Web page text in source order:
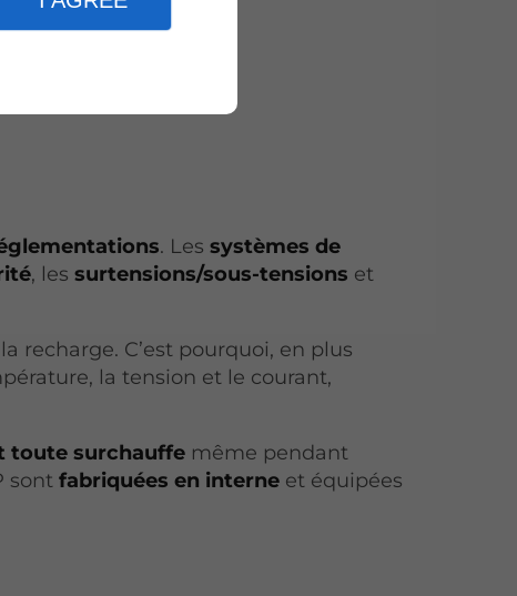
;
. Les systèmes de
, les surtensions/sous-tensions et
recharge. C’est pourquoi, en plus
la tension et le courant,
toute surchauffemême pendant
sont fabriquées en interneet équipées